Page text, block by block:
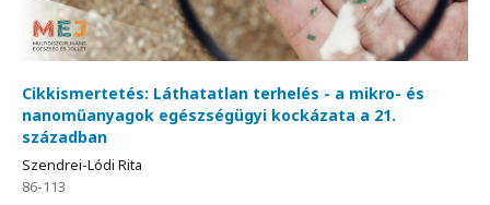
Cikkismertetés: Láthatatlan terhelés - a mikro- és
nanoműanyagok egészségügyi kockázata a 21.
században
Szendrei-Lódi Rita
86-113